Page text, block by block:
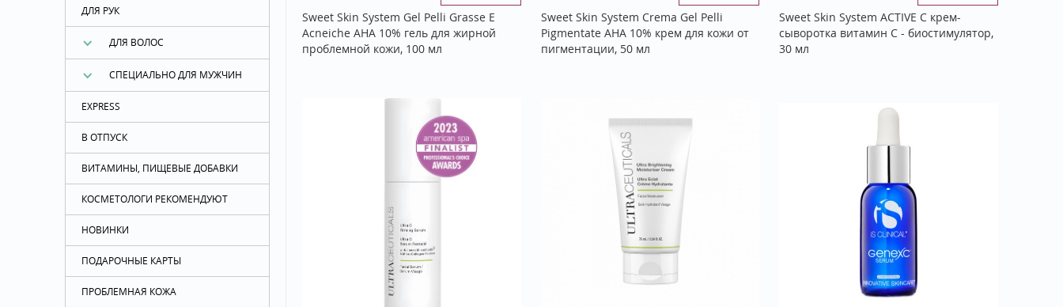
ДЛЯ РУК
ДЛЯ ВОЛОС
СПЕЦИАЛЬНО ДЛЯ МУЖЧИН
EXPRESS
В ОТПУСК
ВИТАМИНЫ, ПИЩЕВЫЕ ДОБАВКИ
КОСМЕТОЛОГИ РЕКОМЕНДУЮТ
НОВИНКИ
ПОДАРОЧНЫЕ КАРТЫ
ПРОБЛЕМНАЯ КОЖА
Sweet Skin System Gel Pelli Grasse E
Acneiche АНА 10% гель для жирной
проблемной кожи, 100 мл
Sweet Skin System Crema Gel Pelli
Pigmentate AHA 10% крем для кожи от
пигментации, 50 мл
Sweet Skin System ACTIVE C крем-
сыворотка витамин С - биостимулятор,
30 мл